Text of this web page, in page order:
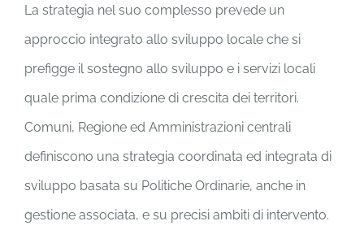
La strategia nel suo complesso prevede un
approccio integrato allo sviluppo locale che si
prefigge il sostegno allo sviluppo e i servizi locali
quale prima condizione di crescita dei territori.
Comuni, Regione ed Amministrazioni centrali
definiscono una strategia coordinata ed integrata di
sviluppo basata su Politiche Ordinarie, anche in
gestione associata, e su precisi ambiti di intervento.